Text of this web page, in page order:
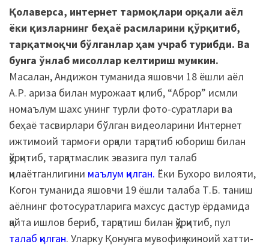
Қолаверса, интернет тармоқлари орқали аёл
ёки қизларнинг беҳаё расмларини қўрқитиб,
тарқатмоқчи бўлганлар ҳам учраб турибди. Ва
бунга ўнлаб мисоллар келтириш мумкин.
Масалан, Андижон туманида яшовчи 18 ёшли аёл
А.Р. ариза билан мурожаат қилиб, “Аброр” исмли
номаълум шахс унинг турли фото-суратлари ва
беҳаё тасвирлари бўлган видеоларини Интернет
ижтимоий тармоғи орқали тарқатиб юбориш билан
қўрқитиб, тарқатмаслик эвазига пул талаб
қилаётганлигини маълум қилган. Ёки Бухоро вилояти,
Когон туманида яшовчи 19 ёшли талаба Т.Б. таниш
аёлнинг фотосуратларига махсус дастур ёрдамида
қайта ишлов бериб, тарқатиш билан қўрқитиб, пул
талаб қилган. Уларку Қонунга мувофиқ жиноий хатти-